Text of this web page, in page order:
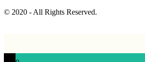
© 2020 - All Rights Reserved.